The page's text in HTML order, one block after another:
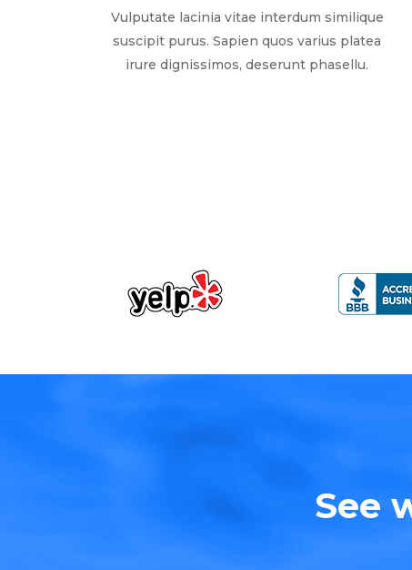
Vulputate lacinia vitae interdum similique
suscipit purus. Sapien quos varius platea
irure dignissimos, deserunt phasellu.
See